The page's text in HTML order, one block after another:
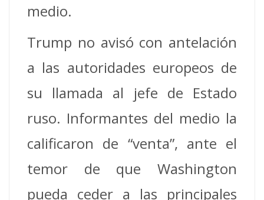
medio.
Trump no avisó con antelación
a las autoridades europeos de
su llamada al jefe de Estado
ruso. Informantes del medio la
calificaron de “venta”, ante el
temor de que Washington
pueda ceder a las principales